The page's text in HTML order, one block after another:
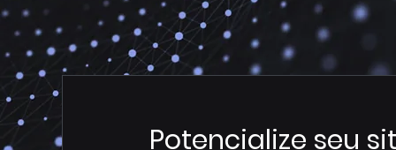
Potencialize seu